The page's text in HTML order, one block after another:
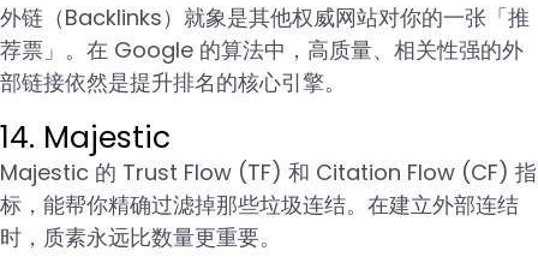
外链（Backlinks）就象是其他权威网站对你的一张「推
荐票」。在 Google 的算法中，高质量、相关性强的外
部链接依然是提升排名的核心引擎。
14. Majestic
Majestic 的 Trust Flow (TF) 和 Citation Flow (CF) 指
标，能帮你精确过滤掉那些垃圾连结。在建立外部连结
时，质素永远比数量更重要。